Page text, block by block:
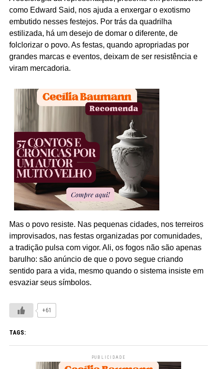
como Edward Said, nos ajuda a enxergar o exotismo
embutido nesses festejos. Por trás da quadrilha
estilizada, há um desejo de domar o diferente, de
folclorizar o povo. As festas, quando apropriadas por
grandes marcas e eventos, deixam de ser resistência e
viram mercadoria.
Mas o povo resiste. Nas pequenas cidades, nos terreiros
improvisados, nas festas organizadas por comunidades,
a tradição pulsa com vigor. Ali, os fogos não são apenas
barulho: são anúncio de que o povo segue criando
sentido para a vida, mesmo quando o sistema insiste em
esvaziar seus símbolos.
+61
TAGS:
PUBLICIDADE